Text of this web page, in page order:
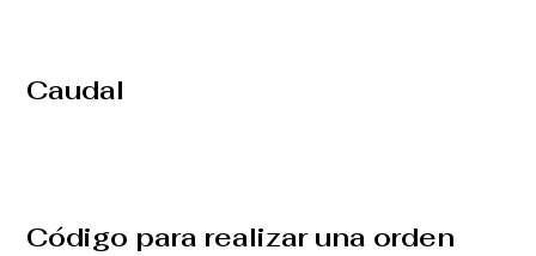
Caudal
Código para realizar una orden